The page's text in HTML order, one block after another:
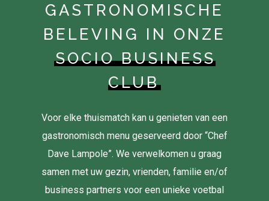
GASTRONOMISCHE
BELEVING IN ONZE
SOCIO BUSINESS
CLUB
Voor elke thuismatch kan u genieten van een
gastronomisch menu geserveerd door “Chef
Dave Lampole”. We verwelkomen u graag
samen met uw gezin, vrienden, familie en/of
business partners voor een unieke voetbal